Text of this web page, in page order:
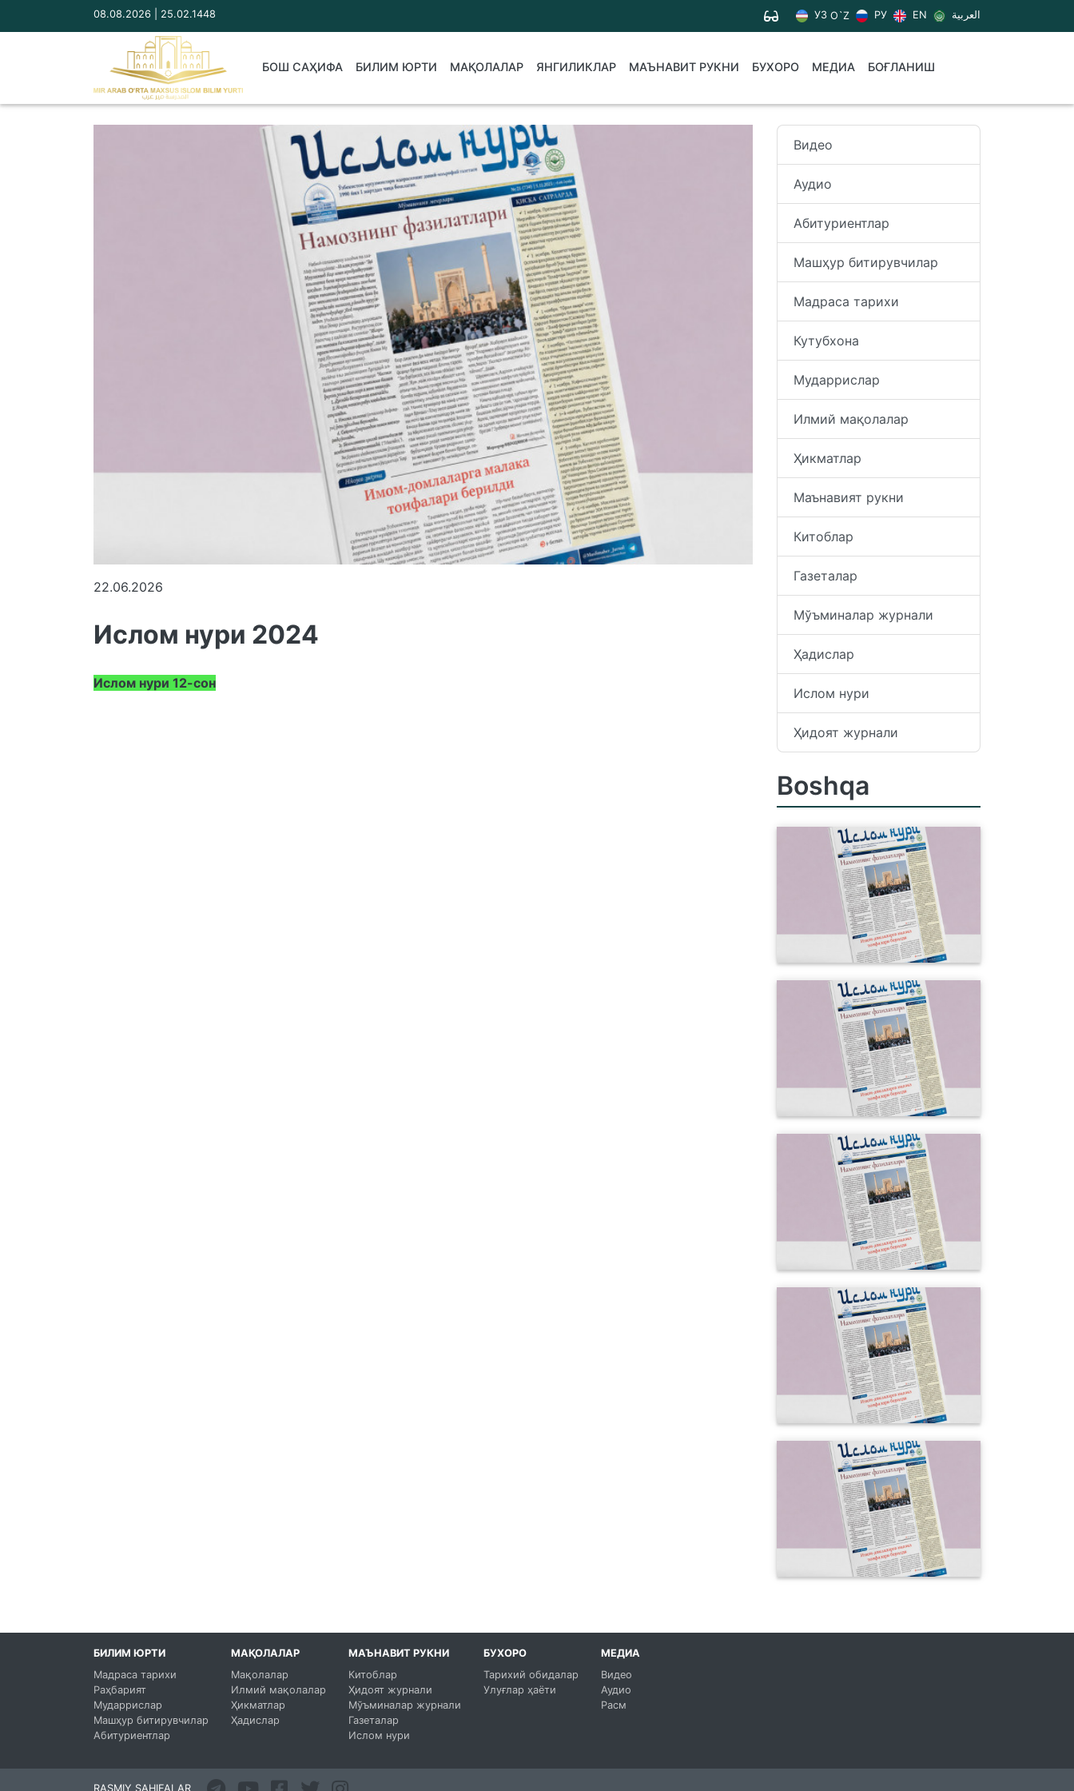
08.08.2026 | 25.02.1448 УЗ O`Z РУ EN العربية
БОШ САҲИФА БИЛИМ ЮРТИ МАҚОЛАЛАР ЯНГИЛИКЛАР МАЪНАВИТ РУКНИ БУХОРО МЕДИА БОҒЛАНИШ
22.06.2026
Ислом нури 2024
Ислом нури 12-сон
Видео
Аудио
Абитуриентлар
Машҳур битирувчилар
Мадраса тарихи
Кутубхона
Мударрислар
Илмий мақолалар
Ҳикматлар
Маънавият рукни
Китоблар
Газеталар
Мўъминалар журнали
Ҳадислар
Ислом нури
Ҳидоят журнали
Boshqa
БИЛИМ ЮРТИ
Мадраса тарихи
Раҳбарият
Мударрислар
Машҳур битирувчилар
Абитуриентлар
МАҚОЛАЛАР
Мақолалар
Илмий мақолалар
Ҳикматлар
Ҳадислар
МАЪНАВИТ РУКНИ
Китоблар
Ҳидоят журнали
Мўъминалар журнали
Газеталар
Ислом нури
БУХОРО
Тарихий обидалар
Улуғлар ҳаёти
МЕДИА
Видео
Аудио
Расм
RASMIY SAHIFALAR